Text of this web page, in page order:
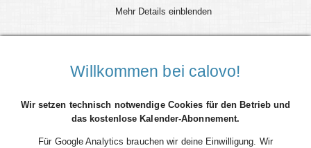
Mehr Details einblenden
Willkommen bei calovo!
Wir setzen technisch notwendige Cookies für den Betrieb und
das kostenlose Kalender-Abonnement.
Für Google Analytics brauchen wir deine Einwilligung. Wir